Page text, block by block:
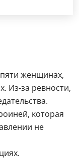
пяти женщинах,
Из-за ревности,
которая
не